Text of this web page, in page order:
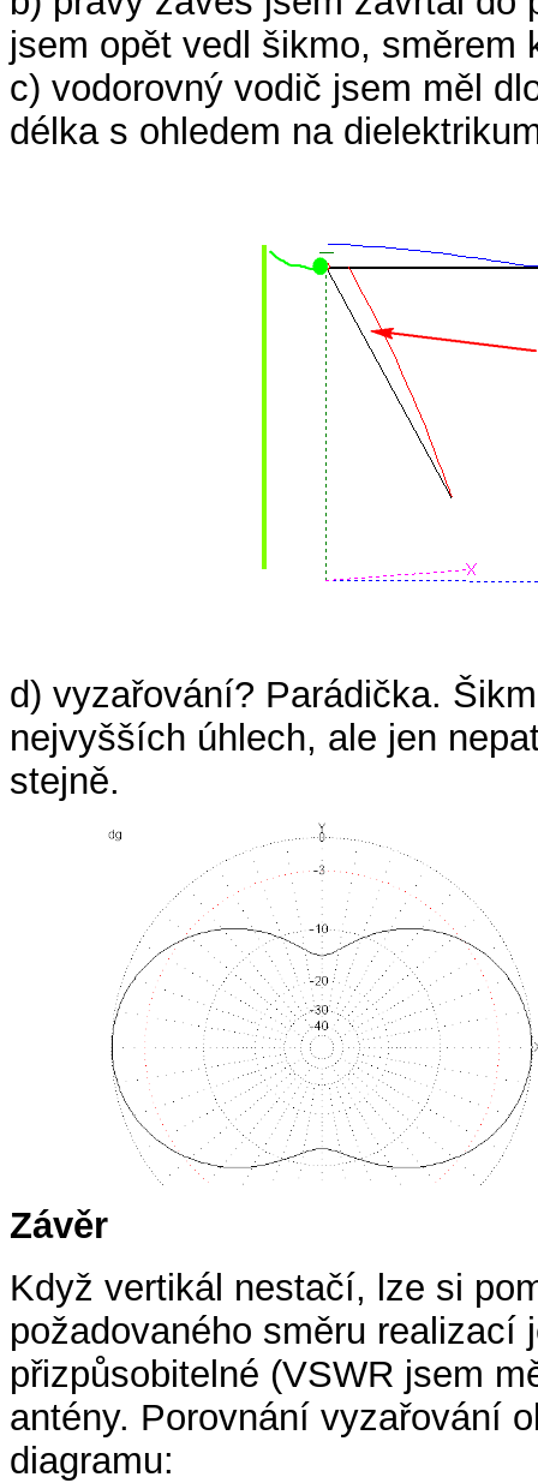
jsem opět vedl šikmo, směrem
c) vodorovný vodič jsem měl
délka s ohledem na
d) vyzařování? Parádička.
nejvyšších úhlech, ale jen
stejně.
Závěr
Když vertikál nestačí, lze si
požadovaného směru realizací
přizpůsobitelné (VSWR jsem
antény. Porovnání vyzařování
diagramu: